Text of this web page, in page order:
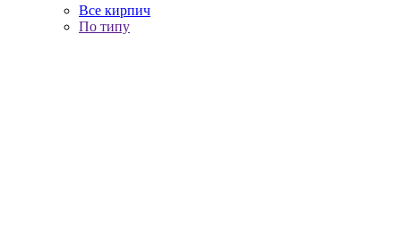
Все кирпич
По типу